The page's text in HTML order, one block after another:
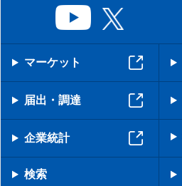
マーケット
届出・調達
企業統計
検索